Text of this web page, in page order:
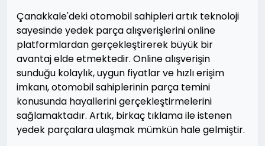
Çanakkale'deki otomobil sahipleri artık teknoloji
sayesinde yedek parça alışverişlerini online
platformlardan gerçekleştirerek büyük bir
avantaj elde etmektedir. Online alışverişin
sunduğu kolaylık, uygun fiyatlar ve hızlı erişim
imkanı, otomobil sahiplerinin parça temini
konusunda hayallerini gerçekleştirmelerini
sağlamaktadır. Artık, birkaç tıklama ile istenen
yedek parçalara ulaşmak mümkün hale gelmiştir.